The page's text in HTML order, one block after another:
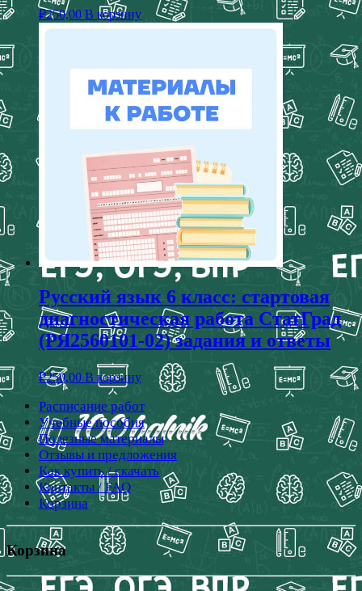
₽250,00 В корзину
Русский язык 6 класс: стартовая
диагностическая работа СтатГрад
(РЯ2560101-02) задания и ответы
₽250,00 В корзину
Расписание работ
Учебные пособия
Полезные материалы
Отзывы и предложения
Как купить / скачать
Контакты / FAQ
Корзина
Корзина